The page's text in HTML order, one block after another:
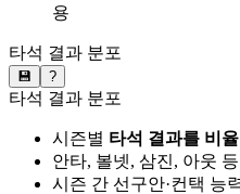
용
타석 결과 분포
💾 ?
타석 결과 분포
시즌별 타석 결과를 비율
안타, 볼넷, 삼진, 아웃
시즌 간 선구안·컨택 능